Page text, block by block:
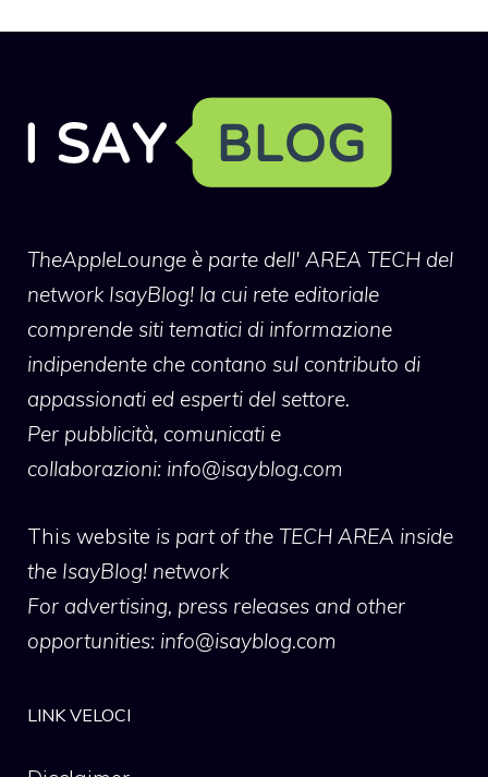
TheAppleLounge è parte dell' AREA TECH del
network IsayBlog! la cui rete editoriale
comprende siti tematici di informazione
indipendente che contano sul contributo di
appassionati ed esperti del settore.
Per pubblicità, comunicati e
collaborazioni: info@isayblog.com
This website is part of the TECH AREA inside
the IsayBlog! network
For advertising, press releases and other
opportunities: info@isayblog.com
LINK VELOCI